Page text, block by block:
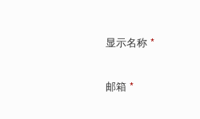
显示名称 *
邮箱 *